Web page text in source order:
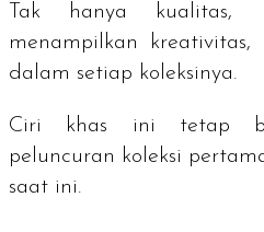
Tak hanya
menampilkan
dalam setiap koleksinya.
Ciri khas ini tetap
peluncuran koleksi
saat ini.